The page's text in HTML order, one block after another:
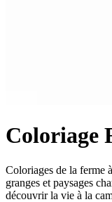
Coloriage
Coloriages de la ferme
granges et paysages
découvrir la vie à la